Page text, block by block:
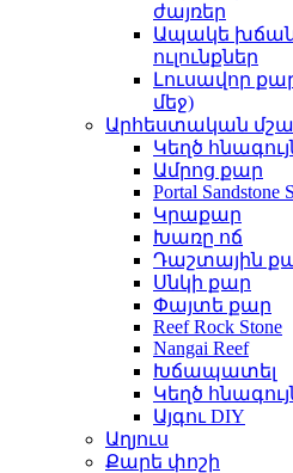
ժայռեր
Ապակե
ուլունքներ
Լուսավոր
մեջ)
Արհեստական
Կեղծ
Ամրոց քար
Portal Sandstone
Կրաքար
Խառը ոճ
Դաշտային
Սնկի քար
Փայտե քար
Reef Rock Stone
Nangai Reef
Խճապատել
Կեղծ
Այգու DIY
Աղյուս
Քարե փոշի